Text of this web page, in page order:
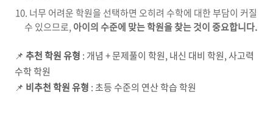
너무 어려운 학원을 선택하면 오히려 수학에 대한 부담이 커질
수 있으므로, 아이의 수준에 맞는 학원을 찾는 것이 중요합니다.
📌 추천 학원 유형 : 개념 + 문제풀이 학원, 내신 대비 학원, 사고력
수학 학원
📌 비추천 학원 유형 : 초등 수준의 연산 학습 학원